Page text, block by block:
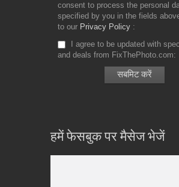
consent to process the personal
specified by you in the fields
to our Privacy Policy
I agree to be updated with
and deals from FixThePhoto.com
हमें फेसबुक पर मैसेज भेजें